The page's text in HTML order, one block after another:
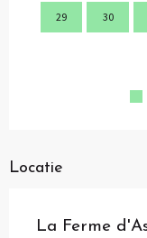
29 30
Locatie
La Ferme